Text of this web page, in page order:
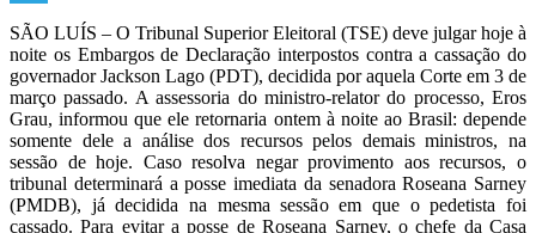
Telegram
SÃO LUÍS – O Tribunal Superior Eleitoral (TSE) deve julgar hoje à
noite os Embargos de Declaração interpostos contra a cassação do
governador Jackson Lago (PDT), decidida por aquela Corte em 3 de
março passado. A assessoria do ministro-relator do processo, Eros
Grau, informou que ele retornaria ontem à noite ao Brasil: depende
somente dele a análise dos recursos pelos demais ministros, na
sessão de hoje. Caso resolva negar provimento aos recursos, o
tribunal determinará a posse imediata da senadora Roseana Sarney
(PMDB), já decidida na mesma sessão em que o pedetista foi
cassado. Para evitar a posse de Roseana Sarney, o chefe da Casa